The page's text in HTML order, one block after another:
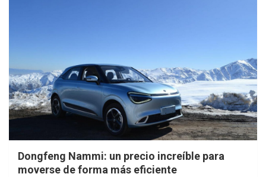
Dongfeng Nammi: un precio increíble para
moverse de forma más eficiente